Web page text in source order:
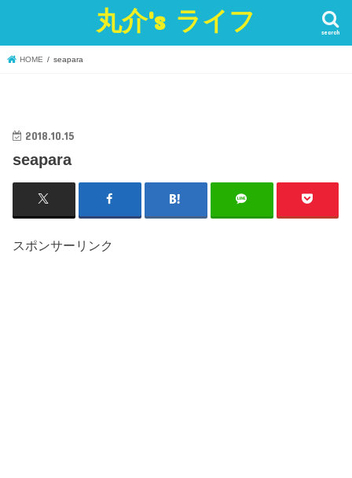
丸介's ライフ search
HOME seapara
2018.10.15
seapara
スポンサーリンク